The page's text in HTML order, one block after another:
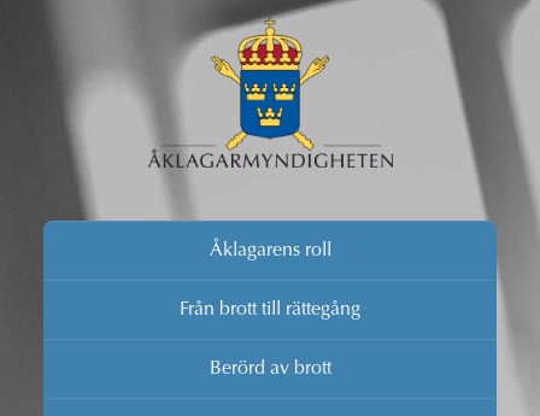
Åklagarens roll
Från brott till rättegång
Berörd av brott